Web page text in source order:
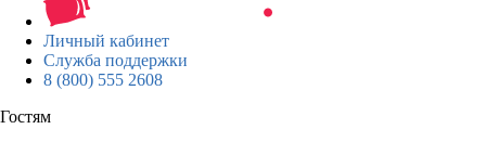
Личный кабинет
Служба поддержки
8 (800) 555 2608
Гостям